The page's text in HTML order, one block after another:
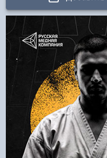
Логин:
Пароль